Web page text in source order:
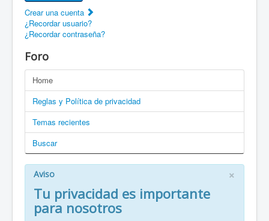
Enlaces
EN: Welcome to ZaragozaRoller!
EN: How to become a member?
DE: Willkommen zu ZaragozaRoller!
PT: Bem vindo a ZaragozaRoller!
CAT: Benvingut a ZaragozaRoller!
GAL: Benvido a ZaragozaRoller!
FR: Bienvenu à ZaragozaRoller!
ZH: 欢迎来到萨拉戈萨轮滑协会！
Crear una cuenta
¿Recordar usuario?
¿Recordar contraseña?
Foro
Home
Reglas y Política de privacidad
Temas recientes
Buscar
×
Aviso
Tu privacidad es importante
para nosotros